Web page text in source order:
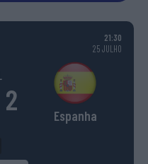
21:30
25 JULHO
2 Espanha